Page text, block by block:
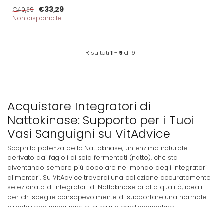
€40,69 €33,29
Non disponibile
Risultati 1 - 9 di 9
Acquistare Integratori di
Nattokinase: Supporto per i Tuoi
Vasi Sanguigni su VitAdvice
Scopri la potenza della Nattokinase, un enzima naturale
derivato dai fagioli di soia fermentati (natto), che sta
diventando sempre più popolare nel mondo degli integratori
alimentari. Su VitAdvice troverai una collezione accuratamente
selezionata di integratori di Nattokinase di alta qualità, ideali
per chi sceglie consapevolmente di supportare una normale